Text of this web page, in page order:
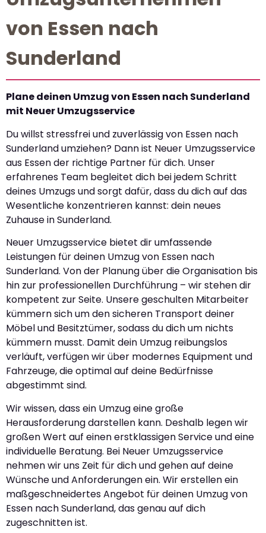
von Essen nach
Sunderland
Plane deinen Umzug von Essen nach Sunderland
mit Neuer Umzugsservice
Du willst stressfrei und zuverlässig von Essen nach
Sunderland umziehen? Dann ist Neuer Umzugsservice
aus Essen der richtige Partner für dich. Unser
erfahrenes Team begleitet dich bei jedem Schritt
deines Umzugs und sorgt dafür, dass du dich auf das
Wesentliche konzentrieren kannst: dein neues
Zuhause in Sunderland.
Neuer Umzugsservice bietet dir umfassende
Leistungen für deinen Umzug von Essen nach
Sunderland. Von der Planung über die Organisation bis
hin zur professionellen Durchführung – wir stehen dir
kompetent zur Seite. Unsere geschulten Mitarbeiter
kümmern sich um den sicheren Transport deiner
Möbel und Besitztümer, sodass du dich um nichts
kümmern musst. Damit dein Umzug reibungslos
verläuft, verfügen wir über modernes Equipment und
Fahrzeuge, die optimal auf deine Bedürfnisse
abgestimmt sind.
Wir wissen, dass ein Umzug eine große
Herausforderung darstellen kann. Deshalb legen wir
großen Wert auf einen erstklassigen Service und eine
individuelle Beratung. Bei Neuer Umzugsservice
nehmen wir uns Zeit für dich und gehen auf deine
Wünsche und Anforderungen ein. Wir erstellen ein
maßgeschneidertes Angebot für deinen Umzug von
Essen nach Sunderland, das genau auf dich
zugeschnitten ist.